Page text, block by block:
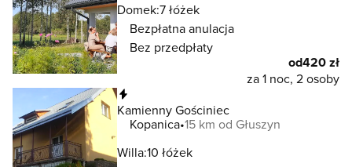
Domek:7 łóżek
Bezpłatna anulacja
Bez przedpłaty
od420 zł
za 1 noc, 2 osoby
Kamienny Gościniec
Kopanica 15 km od Głuszyn
Willa:10 łóżek